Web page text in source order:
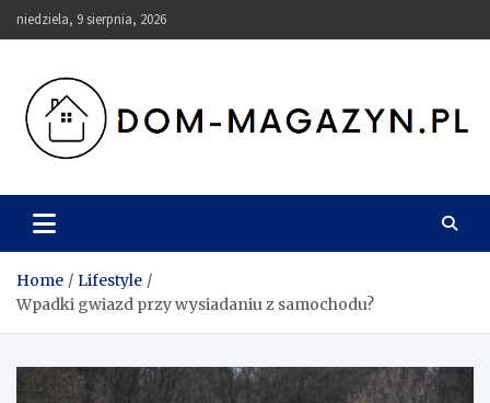
Skip
to
niedziela, 9 sierpnia, 2026
Dom-Magazyn.pl
Home
Lifestyle
Wpadki gwiazd przy wysiadaniu z samochodu?